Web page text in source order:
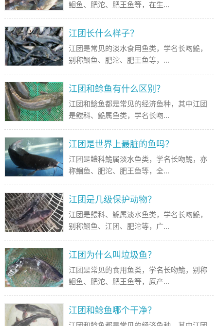
鮰鱼、肥沱、肥王鱼等，在生...
江团长什么样子？
江团是常见的淡水食用鱼类，学名长吻鮠，
别称鮰鱼、肥沱、肥王鱼等，...
江团和鲶鱼有什么区别？
江团和鲶鱼都是常见的经济鱼种，其中江团
是鲿科、鮠属鱼类，学名长吻...
江团是世界上最脏的鱼吗？
江团是鲿科鮠属淡水鱼类，学名长吻鮠，亦
称鮰鱼、肥沱、肥王鱼等，全...
江团是几级保护动物？
江团是鲿科、鮠属淡水鱼类，学名长吻鮠，
别称鮰鱼、江团、肥沱等，广...
江团为什么叫垃圾鱼？
江团是常见的食用鱼类，学名长吻鮠，别称
鮰鱼、肥沱、肥王鱼等，原产...
江团和鲶鱼哪个干净？